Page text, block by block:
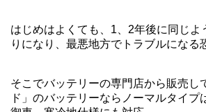
はじめはよくても、1、2年後に同じよ
りになり、最悪地方でトラブルになる
そこでバッテリーの専門店から販売し
ド」のバッテリーならノーマルタイプ